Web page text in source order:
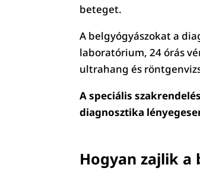
beteget.
A belgyógyászokat a
laboratórium, 24 órás
ultrahang és
A speciális
diagnosztika
Hogyan zajlik a